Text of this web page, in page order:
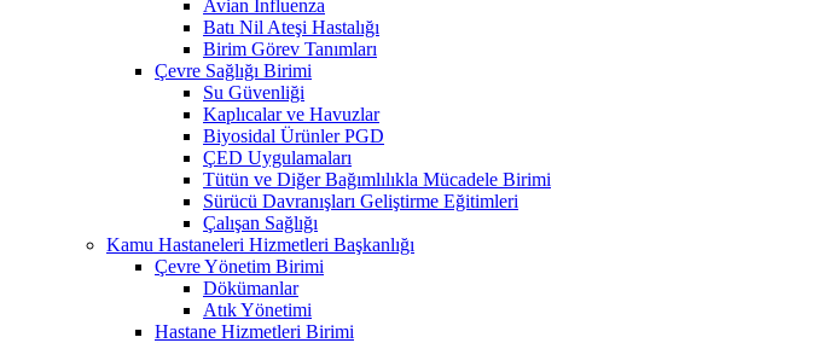
Avian İnfluenza
Batı Nil Ateşi Hastalığı
Birim Görev Tanımları
Çevre Sağlığı Birimi
Su Güvenliği
Kaplıcalar ve Havuzlar
Biyosidal Ürünler PGD
ÇED Uygulamaları
Tütün ve Diğer Bağımlılıkla Mücadele Birimi
Sürücü Davranışları Geliştirme Eğitimleri
Çalışan Sağlığı
Kamu Hastaneleri Hizmetleri Başkanlığı
Çevre Yönetim Birimi
Dökümanlar
Atık Yönetimi
Hastane Hizmetleri Birimi